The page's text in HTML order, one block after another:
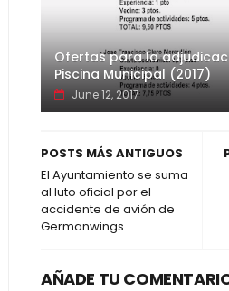
Ofertas para la
Piscina Municipal (2017)
June 12, 2017
POSTS MÁS ANTIGUOS
El Ayuntamiento se suma
al luto oficial por el
accidente de avión de
Germanwings
AÑADE TU